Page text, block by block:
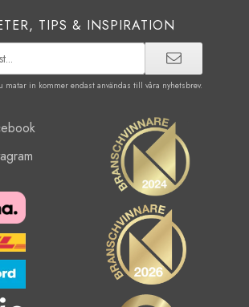
TIPS & INSPIRATION
matar in kommer endast användas till våra nyhetsbrev.